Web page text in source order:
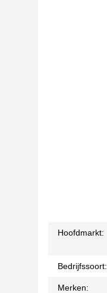
Hoofdmarkt:
Bedrijfssoort:
Merken: